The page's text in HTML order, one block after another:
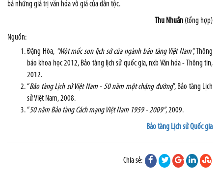
bá những giá trị văn hóa vô giá của dân tộc.
Thu Nhuần (tổng hợp)
Nguồn:
Đặng Hòa, “Một mốc son lịch sử của ngành bảo tàng ViệtNam”,Thông
báo khoa học 2012, Bảo tàng lịch sử quốc gia, nxb Văn hóa - Thông tin,
2012.
“Bảo tàng Lịch sử ViệtNam- 50 năm một chặng đường”, Bảo tàng Lịch
sử Việt Nam, 2008.
“50 năm Bảo tàng Cách mạng Việt Nam 1959 - 2009”, 2009.
Bảo tàng Lịch sử Quốc gia
Chia sẻ: